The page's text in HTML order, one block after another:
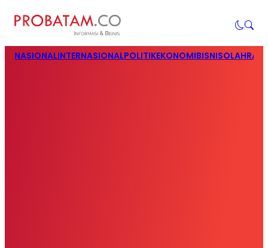
NASIONALINTERNASIONALPOLITIKEKONOMIBISNIS